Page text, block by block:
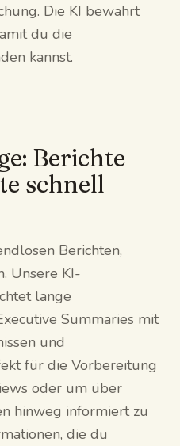
Die KI bewahrt
du die
kannst.
Berichte
schnell
Berichten,
Unsere KI-
lange
Summaries mit
und
für die Vorbereitung
oder um über
hinweg informiert zu
die du